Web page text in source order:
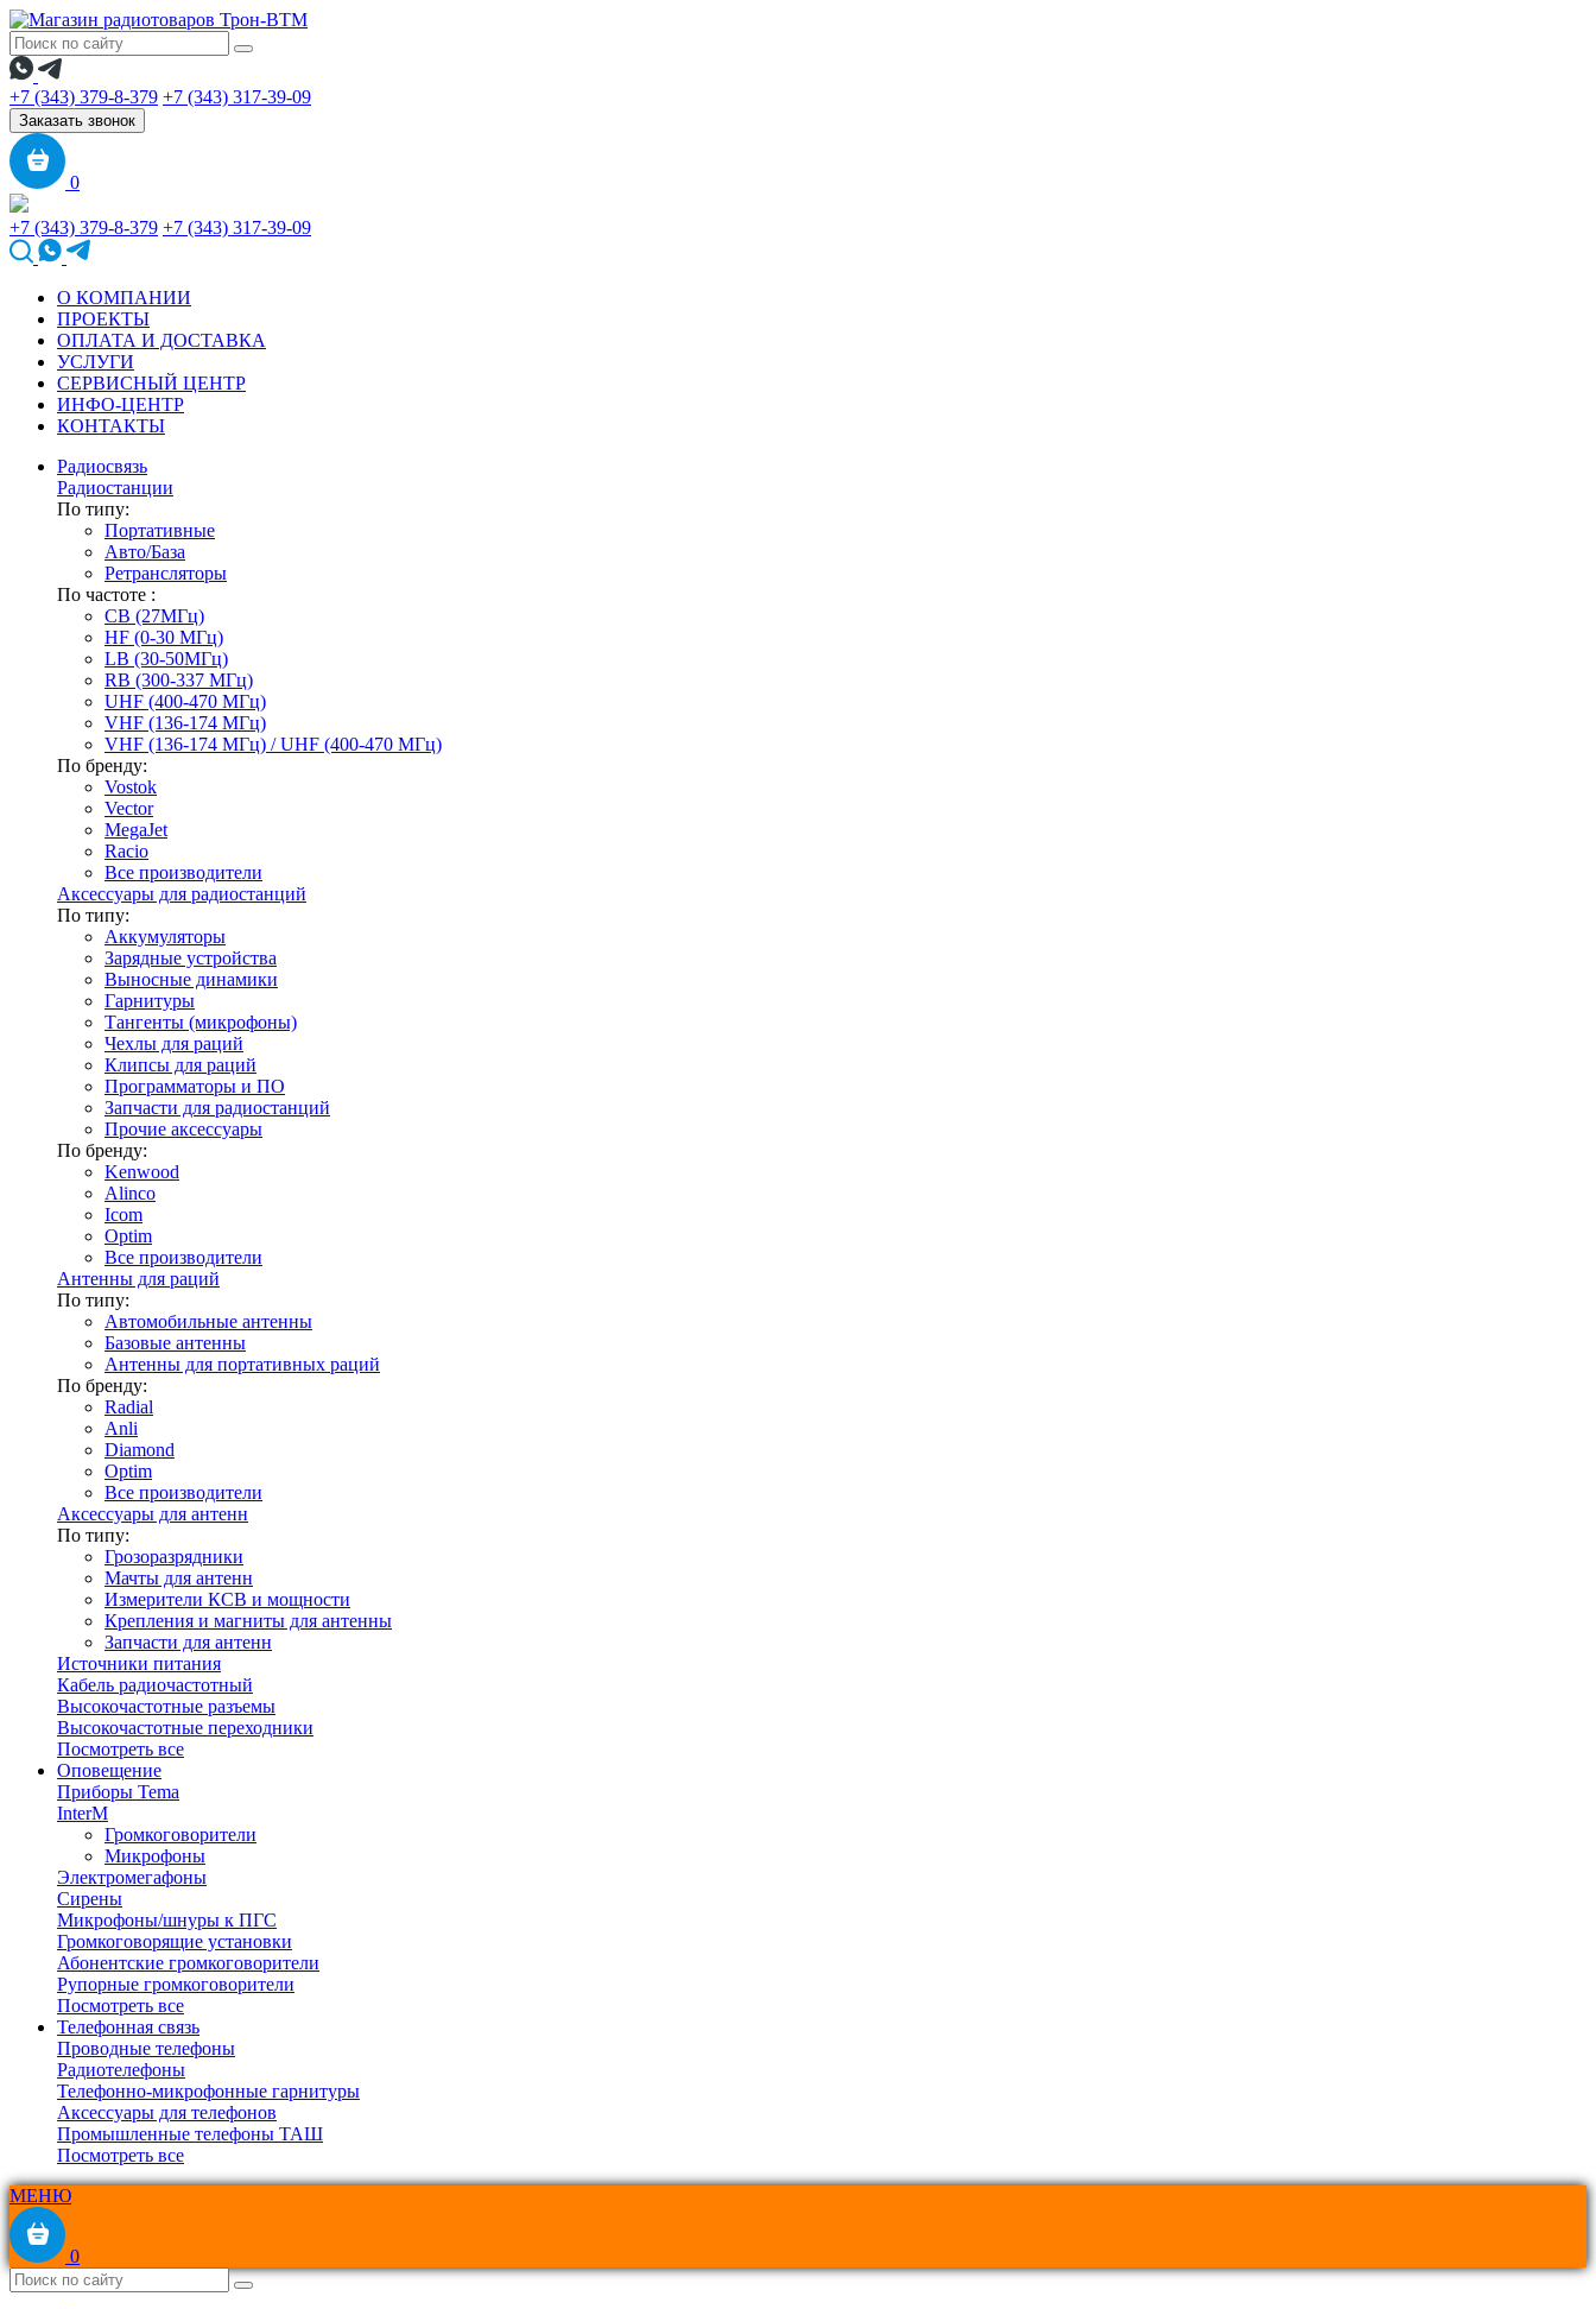
+7 (343) 379-8-379 +7 (343) 317-39-09
Заказать звонок
0
+7 (343) 379-8-379 +7 (343) 317-39-09
О КОМПАНИИ
ПРОЕКТЫ
ОПЛАТА И ДОСТАВКА
УСЛУГИ
СЕРВИСНЫЙ ЦЕНТР
ИНФО-ЦЕНТР
КОНТАКТЫ
Радиосвязь
Радиостанции
По типу:
Портативные
Авто/База
Ретрансляторы
По частоте :
CB (27МГц)
HF (0-30 МГц)
LB (30-50МГц)
RB (300-337 МГц)
UHF (400-470 МГц)
VHF (136-174 МГц)
VHF (136-174 МГц) / UHF (400-470 МГц)
По бренду:
Vostok
Vector
MegaJet
Racio
Все производители
Аксессуары для радиостанций
По типу:
Аккумуляторы
Зарядные устройства
Выносные динамики
Гарнитуры
Тангенты (микрофоны)
Чехлы для раций
Клипсы для раций
Программаторы и ПО
Запчасти для радиостанций
Прочие аксессуары
По бренду:
Kenwood
Alinco
Icom
Optim
Все производители
Антенны для раций
По типу:
Автомобильные антенны
Базовые антенны
Антенны для портативных раций
По бренду:
Radial
Anli
Diamond
Optim
Все производители
Аксессуары для антенн
По типу:
Грозоразрядники
Мачты для антенн
Измерители КСВ и мощности
Крепления и магниты для антенны
Запчасти для антенн
Источники питания
Кабель радиочастотный
Высокочастотные разъемы
Высокочастотные переходники
Посмотреть все
Оповещение
Приборы Tema
InterM
Громкоговорители
Микрофоны
Электромегафоны
Сирены
Микрофоны/шнуры к ПГС
Громкоговорящие установки
Абонентские громкоговорители
Рупорные громкоговорители
Посмотреть все
Телефонная связь
Проводные телефоны
Радиотелефоны
Телефонно-микрофонные гарнитуры
Аксессуары для телефонов
Промышленные телефоны ТАШ
Посмотреть все
МЕНЮ
0